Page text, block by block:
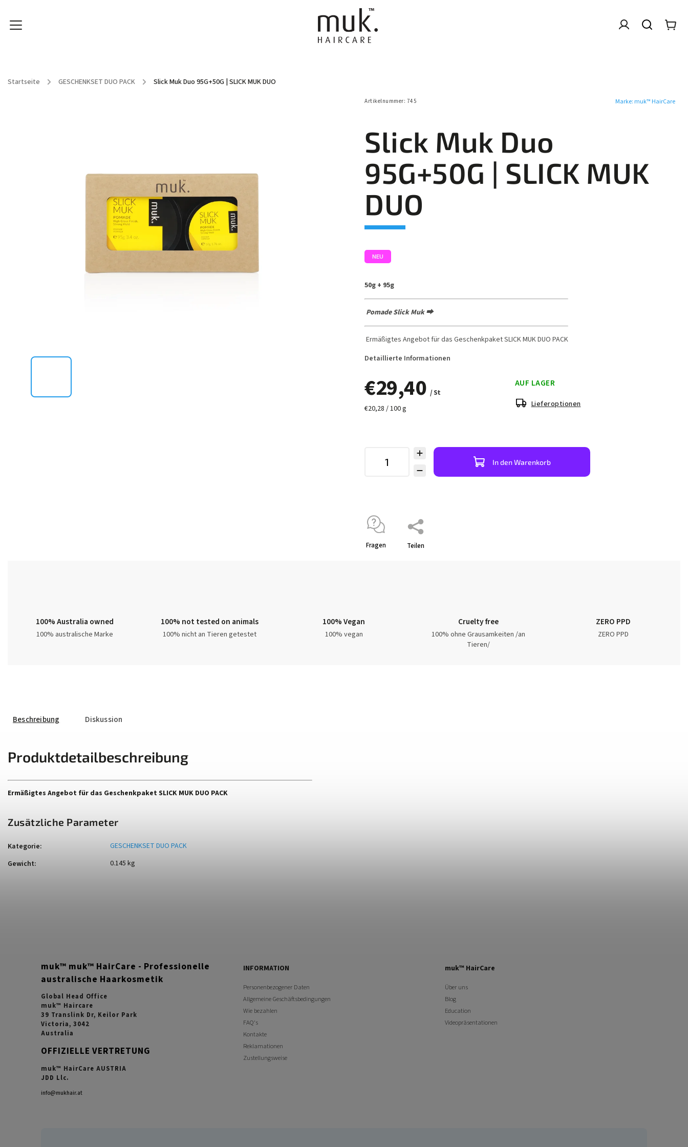
FRISEUR AUSRÜSTUNG GESCHENKSET DUO PACK COLOUR
Startseite / GESCHENKSET DUO PACK / Slick Muk Duo 95G+50G | SLICK MUK DUO
Slick Muk Duo
95G+50G | SLICK MUK
DUO
Artikelnummer: 745
50g + 95g
Pomade Slick Muk ⮕
Ermäßigtes Angebot für das Geschenkpaket SLICK MUK DUO PACK
Detaillierte Informationen
NEU
Marke: muk™ HairCare
€29,40 / St
€20,28 / 100 g
AUF LAGER
Lieferoptionen
In den Warenkorb
Fragen Teilen
100% Australia owned
100% australische Marke
100% not tested on animals
100% nicht an Tieren getestet
100% Vegan
100% vegan
Cruelty free
100% ohne Grausamkeiten /an
Tieren/
ZERO PPD
ZERO PPD
Beschreibung Diskussion
Produktdetailbeschreibung
Ermäßigtes Angebot für das Geschenkpaket SLICK MUK DUO PACK
Zusätzliche Parameter
Kategorie:
GESCHENKSET DUO PACK
Gewicht: 0.145 kg
muk™ muk™ HairCare - Professionelle
australische Haarkosmetik
Global Head Office
muk™ Haircare
39 Translink Dr, Keilor Park
Victoria, 3042
Australia
OFFIZIELLE VERTRETUNG
muk™ HairCare AUSTRIA
JDD Llc.
info@mukhair.at
INFORMATION
Personenbezogener Daten
Allgemeine Geschäftsbedingungen
Wie bezahlen
FAQ's
Kontakte
Reklamationen
Zustellungsweise
muk™ HairCare
Über uns
Blog
Education
Videopräsentationen